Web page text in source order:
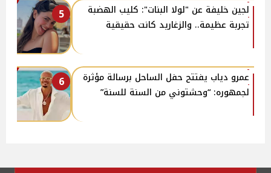
5
لجين خليفة عن "لولا البنات": كليب الهضبة
تجربة عظيمة.. والزغاريد كانت حقيقية
6
عمرو دياب يفتتح حفل الساحل برسالة مؤثرة
لجمهوره: “وحشتوني من السنة للسنة”